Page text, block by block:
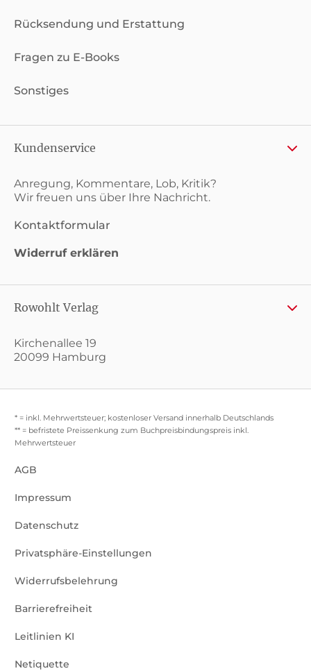
Rücksendung und Erstattung
Fragen zu E-Books
Sonstiges
Kundenservice
Anregung, Kommentare, Lob, Kritik?
Wir freuen uns über Ihre Nachricht.
Kontaktformular
Widerruf erklären
Rowohlt Verlag
Kirchenallee 19
20099 Hamburg
* = inkl. Mehrwertsteuer; kostenloser Versand innerhalb Deutschlands
** = befristete Preissenkung zum Buchpreisbindungspreis inkl.
Mehrwertsteuer
AGB
Impressum
Datenschutz
Privatsphäre-Einstellungen
Widerrufsbelehrung
Barrierefreiheit
Leitlinien KI
Netiquette